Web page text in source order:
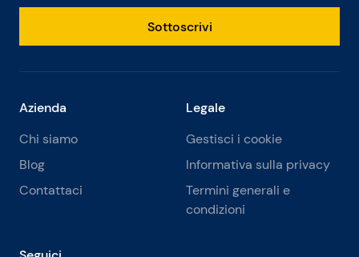
Sottoscrivi
Azienda
Chi siamo
Blog
Contattaci
Legale
Gestisci i cookie
Informativa sulla privacy
Termini generali e
condizioni